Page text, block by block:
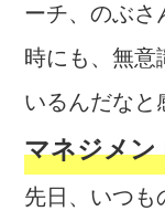
ーチ、のぶさ
時にも、無意
いるんだなと
マネジメン
先日、いつも